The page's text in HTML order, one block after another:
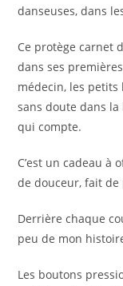
danseuses, dans
Ce protège carnet
dans ses
médecin, les
sans doute dans
qui compte.
C’est un cadeau à
de douceur, fait de
Derrière chaque
peu de mon
Les boutons